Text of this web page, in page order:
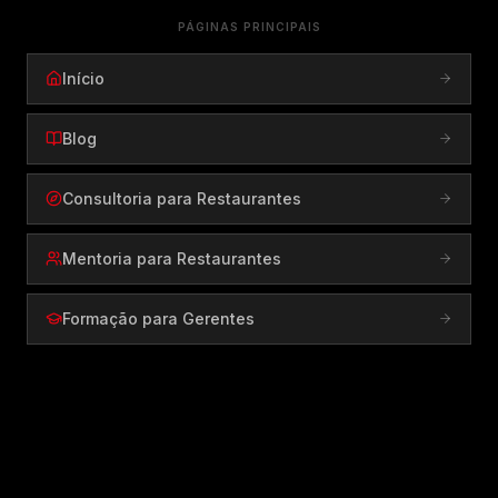
PÁGINAS PRINCIPAIS
Início
Blog
Consultoria para Restaurantes
Mentoria para Restaurantes
Formação para Gerentes